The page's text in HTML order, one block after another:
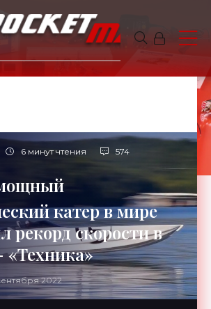
6 минут чтения 574
катер в мире
рекорд скорости в
«Техника»
2022